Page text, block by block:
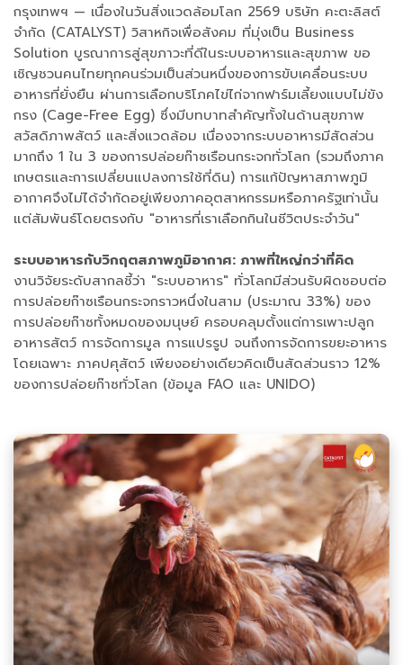
กรุงเทพฯ — เนื่องในวันสิ่งแวดล้อมโลก 2569 บริษัท คะตะลิสต์
จำกัด (CATALYST) วิสาหกิจเพื่อสังคม ที่มุ่งเป็น Business
Solution บูรณาการสู่สุขภาวะที่ดีในระบบอาหารและสุขภาพ ขอ
เชิญชวนคนไทยทุกคนร่วมเป็นส่วนหนึ่งของการขับเคลื่อนระบบ
อาหารที่ยั่งยืน ผ่านการเลือกบริโภคไข่ไก่จากฟาร์มเลี้ยงแบบไม่ขัง
กรง (Cage-Free Egg) ซึ่งมีบทบาทสำคัญทั้งในด้านสุขภาพ
สวัสดิภาพสัตว์ และสิ่งแวดล้อม เนื่องจากระบบอาหารมีสัดส่วน
มากถึง 1 ใน 3 ของการปล่อยก๊าซเรือนกระจกทั่วโลก (รวมถึงภาค
เกษตรและการเปลี่ยนแปลงการใช้ที่ดิน) การแก้ปัญหาสภาพภูมิ
อากาศจึงไม่ได้จำกัดอยู่เพียงภาคอุตสาหกรรมหรือภาครัฐเท่านั้น
แต่สัมพันธ์โดยตรงกับ "อาหารที่เราเลือกกินในชีวิตประจำวัน"
ระบบอาหารกับวิกฤตสภาพภูมิอากาศ: ภาพที่ใหญ่กว่าที่คิด
งานวิจัยระดับสากลชี้ว่า "ระบบอาหาร" ทั่วโลกมีส่วนรับผิดชอบต่อ
การปล่อยก๊าซเรือนกระจกราวหนึ่งในสาม (ประมาณ 33%) ของ
การปล่อยก๊าซทั้งหมดของมนุษย์ ครอบคลุมตั้งแต่การเพาะปลูก
อาหารสัตว์ การจัดการมูล การแปรรูป จนถึงการจัดการขยะอาหาร
โดยเฉพาะ ภาคปศุสัตว์ เพียงอย่างเดียวคิดเป็นสัดส่วนราว 12%
ของการปล่อยก๊าซทั่วโลก (ข้อมูล FAO และ UNIDO)